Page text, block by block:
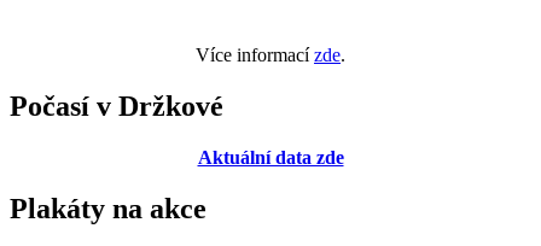
Více informacízde.
Počasí v Držkové
Aktuální data zde
Plakáty na akce